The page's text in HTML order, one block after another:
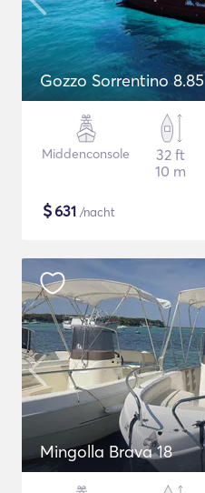
Gozzo Sorrentino 8.85
Middenconsole
32 ft
10 m
$631 /nacht
Mingolla Brava 18